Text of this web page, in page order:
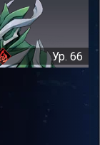
Ур. 66